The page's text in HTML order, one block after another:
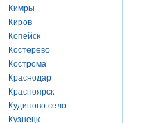
Кимры
Киров
Копейск
Костерёво
Кострома
Краснодар
Красноярск
Кудиново село
Кузнецк